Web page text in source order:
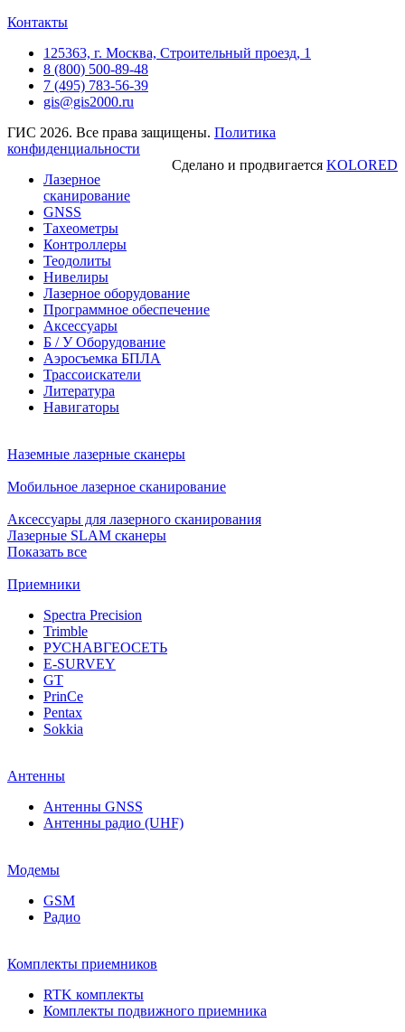
Контакты
125363, г. Москва, Строительный проезд, 1
8 (800) 500-89-48
7 (495) 783-56-39
gis@gis2000.ru
ГИС 2026. Все права защищены. Политика
конфиденциальности
Сделано и продвигается KOLORED
Лазерное
сканирование
GNSS
Тахеометры
Контроллеры
Теодолиты
Нивелиры
Лазерное оборудование
Программное обеспечение
Аксессуары
Б / У Оборудование
Аэросъемка БПЛА
Трассоискатели
Литература
Навигаторы
Наземные лазерные сканеры
Мобильное лазерное сканирование
Аксессуары для лазерного сканирования
Лазерные SLAM сканеры
Показать все
Приемники
Spectra Precision
Trimble
РУСНАВГЕОСЕТЬ
E-SURVEY
GT
PrinCe
Pentax
Sokkia
Антенны
Антенны GNSS
Антенны радио (UHF)
Модемы
GSM
Радио
Комплекты приемников
RTK комплекты
Комплекты подвижного приемника